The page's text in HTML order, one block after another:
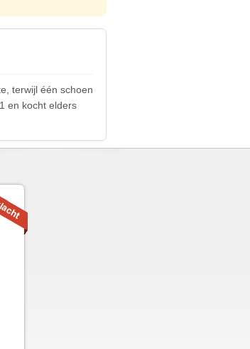
terwijl één schoen
en kocht elders